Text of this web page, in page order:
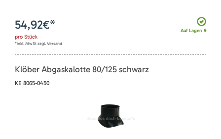
Auf Lager: 9
54,92€*
pro Stück
*inkl. MwSt zzgl. Versand
Klöber Abgaskalotte 80/125 schwarz
KE 8065-0450